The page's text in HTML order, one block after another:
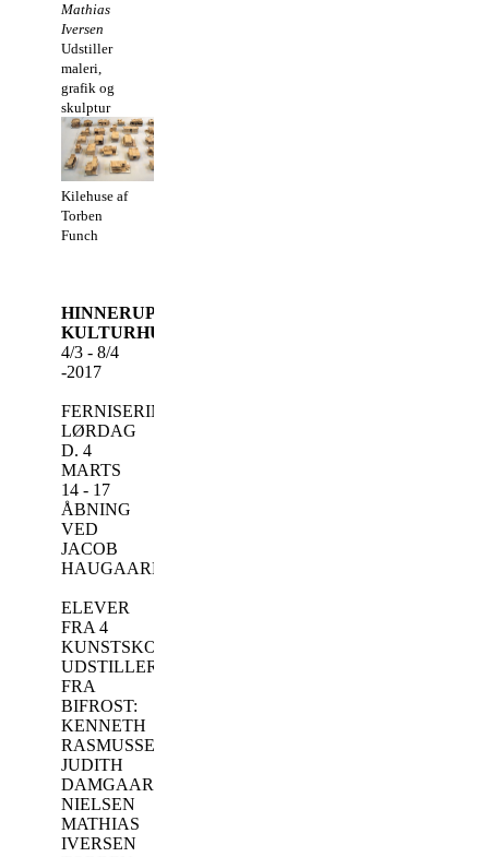
Mathias
Iversen
Udstiller
maleri,
grafik og
skulptur
Kilehuse af
Torben
Funch
HINNERUP
KULTURHUS
4/3 - 8/4
-2017
FERNISERING
LØRDAG
D. 4
MARTS
14 - 17
ÅBNING
VED
JACOB
HAUGAARD
ELEVER
FRA 4
KUNSTSKOLER
UDSTILLER.
FRA
BIFROST:
KENNETH
RASMUSSEN
JUDITH
DAMGAARD
NIELSEN
MATHIAS
IVERSEN